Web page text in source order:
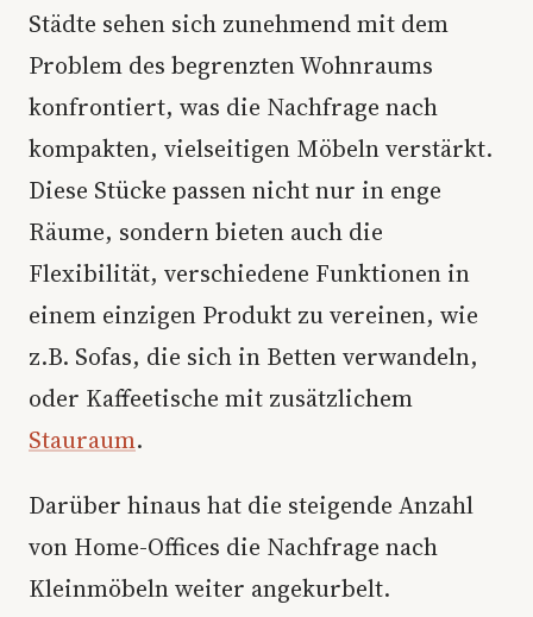
Städte sehen sich zunehmend mit dem
Problem des begrenzten Wohnraums
konfrontiert, was die Nachfrage nach
kompakten, vielseitigen Möbeln verstärkt.
Diese Stücke passen nicht nur in enge
Räume, sondern bieten auch die
Flexibilität, verschiedene Funktionen in
einem einzigen Produkt zu vereinen, wie
z.B. Sofas, die sich in Betten verwandeln,
oder Kaffeetische mit zusätzlichem
Stauraum.
Darüber hinaus hat die steigende Anzahl
von Home-Offices die Nachfrage nach
Kleinmöbeln weiter angekurbelt.